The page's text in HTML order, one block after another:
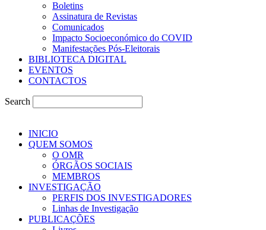
Boletins
Assinatura de Revistas
Comunicados
Impacto Socioeconómico do COVID
Manifestações Pós-Eleitorais
BIBLIOTECA DIGITAL
EVENTOS
CONTACTOS
Search
INICIO
QUEM SOMOS
O OMR
ÓRGÃOS SOCIAIS
MEMBROS
INVESTIGAÇÃO
PERFIS DOS INVESTIGADORES
Linhas de Investigação
PUBLICAÇÕES